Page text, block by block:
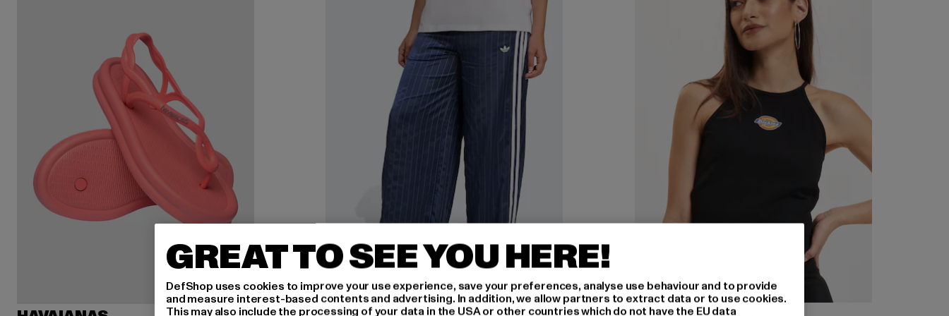
GREAT TO SEE YOU HERE!
DefShop uses cookies to improve your use experience, save your preferences, analyse use behaviour and to provide
and measure interest-based contents and advertising. In addition, we allow partners to extract data or to use cookies.
This may also include the processing of your data in the USA or other countries which do not have the EU data